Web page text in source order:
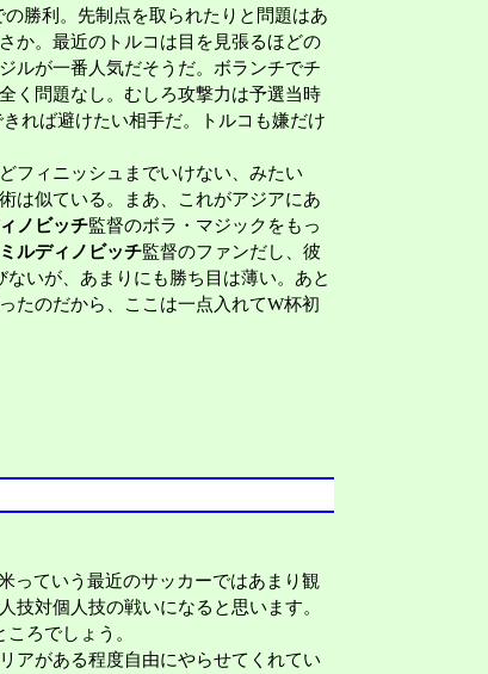
勝利。先制点を取られたりと問題はあ
か。最近のトルコは目を見張るほどの
ルが一番人気だそうだ。ボランチでチ
く問題なし。むしろ攻撃力は予選当時
れば避けたい相手だ。トルコも嫌だけ
フィニッシュまでいけない、みたい
は似ている。まあ、これがアジアにあ
ノビッチ監督のボラ・マジックをもっ
ミルディノビッチ監督のファンだし、彼
いが、あまりにも勝ち目は薄い。あと
たのだから、ここは一点入れてW杯初
っていう最近のサッカーではあまり観
技対個人技の戦いになると思います。
ろでしょう。
アがある程度自由にやらせてくれてい